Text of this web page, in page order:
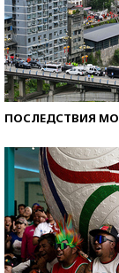
ПОСЛЕДСТВИЯ